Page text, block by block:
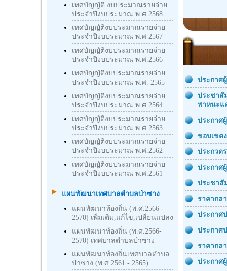
เทศบัญญัติ งบประมาณรายจ่าย
ประจำปีงบประมาณ พ.ศ.2568
เทศบัญญัติงบประมาณรายจ่าย
ประจำปีงบประมาณ พ.ศ 2567
เทศบัญญัติงบประมาณรายจ่าย
ประจำปีงบประมาณ พ.ศ.2566
เทศบัญญัติงบประมาณรายจ่าย
ประจำปีงบประมาณ พ.ศ. 2565
เทศบัญญัติงบประมาณรายจ่าย
ประจำปีงบประมาณ พ.ศ.2564
เทศบัญญัติงบประมาณรายจ่าย
ประจำปีงบประมาณ พ.ศ.2563
เทศบัญญัติงบประมาณรายจ่าย
ประจำปีงบประมาณ พ.ศ.2562
เทศบัญญัติงบประมาณรายจ่าย
ประจำปีงบประมาณ พ.ศ.2561
แผนพัฒนาเทศบาลตำบลป่าซาง
แผนพัฒนาท้องถิ่น (พ.ศ.2566 -
2570) เพิ่มเติม,แก้ไข,เปลี่ยนแปลง
แผนพัฒนาท้องถิ่น (พ.ศ.2566-
2570) เทศบาลตำบลป่าซาง
แผนพัฒนาท้องถิ่นเทศบาลตำบล
ป่าซาง (พ.ศ.2561 - 2565)
ประกาศ
ประชาสั
พาหนะแ
ประกาศ
ขอบเขต
ประกวด
ประกาศ
ประชาสั
ราคากล
ประกาศ
ประกาศ
ราคากล
ประกาศ